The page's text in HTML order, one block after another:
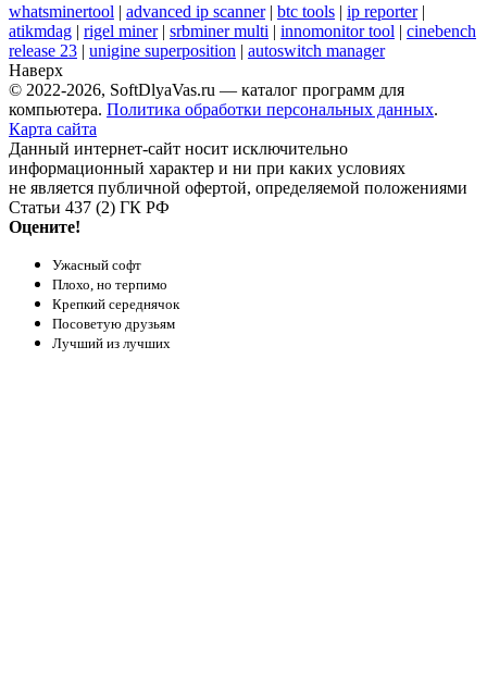
whatsminertool | advanced ip scanner| btc tools | ip reporter|
atikmdag | rigel miner| srbminer multi | innomonitor tool | cinebench
release 23 | unigine superposition | autoswitch manager
Наверх
© 2022-2026, SoftDlyaVas.ru — каталог программ для
компьютера. Политика обработки персональных данных.
Карта сайта
Данный интернет-сайт носит исключительно
информационный характер и ни при каких условиях
не является публичной офертой, определяемой положениями
Статьи 437 (2) ГК РФ
Оцените!
Ужасный софт
Плохо, но терпимо
Крепкий середнячок
Посоветую друзьям
Лучший из лучших